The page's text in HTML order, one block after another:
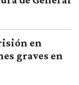
en
graves en